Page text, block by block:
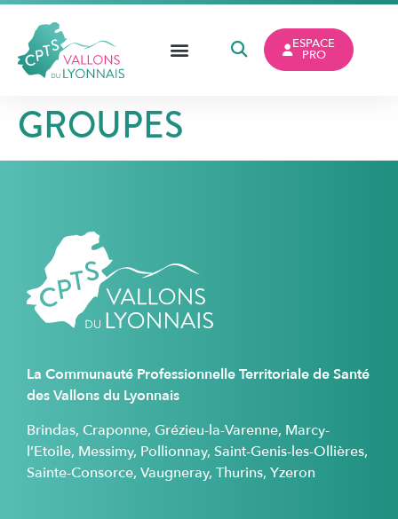
ESPACE
PRO
GROUPES
La Communauté Professionnelle Territoriale de Santé
des Vallons du Lyonnais
Brindas, Craponne, Grézieu-la-Varenne, Marcy-
l’Etoile, Messimy, Pollionnay, Saint-Genis-les-Ollières,
Sainte-Consorce, Vaugneray, Thurins, Yzeron